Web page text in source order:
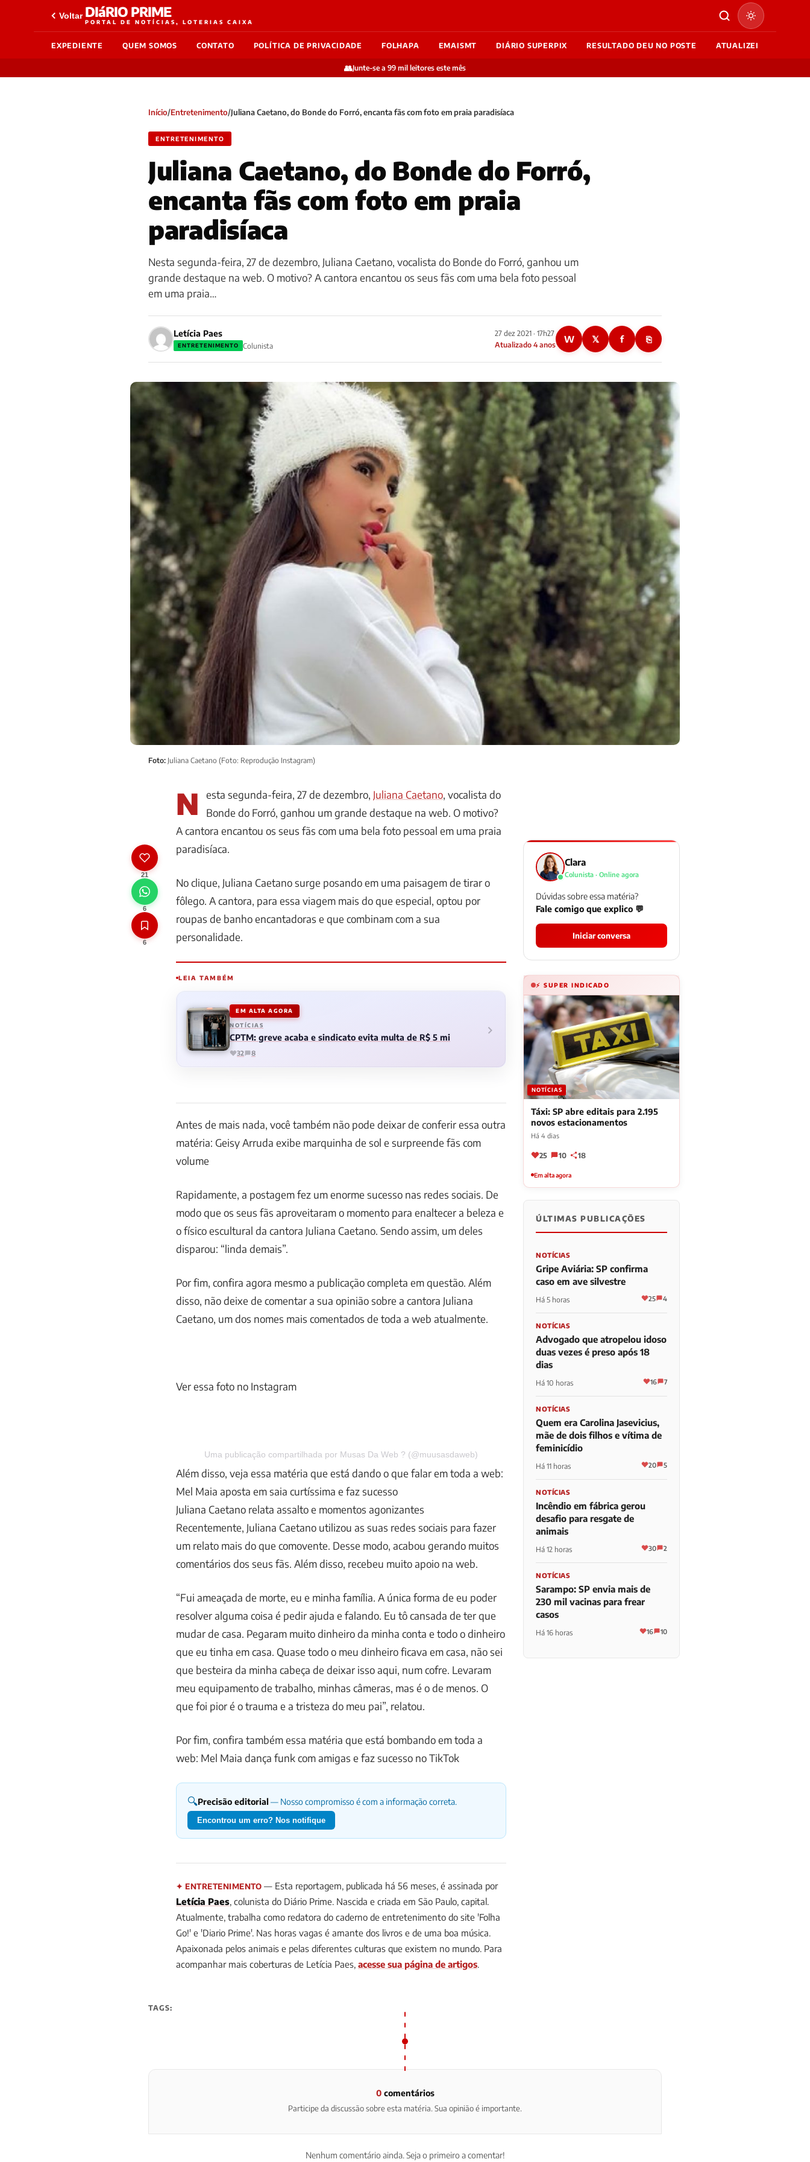
Voltar DIáRIO PRIME
PORTAL DE NOTÍCIAS, LOTERIAS CAIXA
EXPEDIENTE QUEM SOMOS CONTATO POLÍTICA DE PRIVACIDADE FOLHAPA EMAISMT DIÁRIO SUPERPIX RESULTADO DEU NO POSTE ATUALIZEI
👥Junte-se a 99 mil leitores este mês
Início/Entretenimento/Juliana Caetano, do Bonde do Forró, encanta fãs com foto em praia paradisíaca
ENTRETENIMENTO
Juliana Caetano, do Bonde do Forró,
encanta fãs com foto em praia
paradisíaca
Nesta segunda-feira, 27 de dezembro, Juliana Caetano, vocalista do Bonde do Forró, ganhou um
grande destaque na web. O motivo? A cantora encantou os seus fãs com uma bela foto pessoal
em uma praia…
Letícia Paes
ENTRETENIMENTO Colunista
27 dez 2021 · 17h27
Atualizado 4 anos
W 𝕏 f ⎘
Foto: Juliana Caetano (Foto: Reprodução Instagram)
21
6
6
N esta segunda-feira, 27 de dezembro, Juliana Caetano, vocalista do
Bonde do Forró, ganhou um grande destaque na web. O motivo?
A cantora encantou os seus fãs com uma bela foto pessoal em uma praia
paradisíaca.
No clique, Juliana Caetano surge posando em uma paisagem de tirar o
fôlego. A cantora, para essa viagem mais do que especial, optou por
roupas de banho encantadoras e que combinam com a sua
personalidade.
LEIA TAMBÉM
EM ALTA AGORA
NOTÍCIAS
CPTM: greve acaba e sindicato evita multa de R$ 5 mi
32 8
Antes de mais nada, você também não pode deixar de conferir essa outra
matéria: Geisy Arruda exibe marquinha de sol e surpreende fãs com
volume
Rapidamente, a postagem fez um enorme sucesso nas redes sociais. De
modo que os seus fãs aproveitaram o momento para enaltecer a beleza e
o físico escultural da cantora Juliana Caetano. Sendo assim, um deles
disparou: “linda demais”.
Por fim, confira agora mesmo a publicação completa em questão. Além
disso, não deixe de comentar a sua opinião sobre a cantora Juliana
Caetano, um dos nomes mais comentados de toda a web atualmente.
Ver essa foto no Instagram
Uma publicação compartilhada por Musas Da Web ? (@muusasdaweb)
Além disso, veja essa matéria que está dando o que falar em toda a web:
Mel Maia aposta em saia curtíssima e faz sucesso
Juliana Caetano relata assalto e momentos agonizantes
Recentemente, Juliana Caetano utilizou as suas redes sociais para fazer
um relato mais do que comovente. Desse modo, acabou gerando muitos
comentários dos seus fãs. Além disso, recebeu muito apoio na web.
“Fui ameaçada de morte, eu e minha família. A única forma de eu poder
resolver alguma coisa é pedir ajuda e falando. Eu tô cansada de ter que
mudar de casa. Pegaram muito dinheiro da minha conta e todo o dinheiro
que eu tinha em casa. Quase todo o meu dinheiro ficava em casa, não sei
que besteira da minha cabeça de deixar isso aqui, num cofre. Levaram
meu equipamento de trabalho, minhas câmeras, mas é o de menos. O
que foi pior é o trauma e a tristeza do meu pai”, relatou.
Por fim, confira também essa matéria que está bombando em toda a
web: Mel Maia dança funk com amigas e faz sucesso no TikTok
🔍Precisão editorial — Nosso compromisso é com a informação correta.
Encontrou um erro? Nos notifique
✦ ENTRETENIMENTO — Esta reportagem, publicada há 56 meses, é assinada por
Letícia Paes, colunista do Diário Prime. Nascida e criada em São Paulo, capital.
Atualmente, trabalha como redatora do caderno de entretenimento do site 'Folha
Go!' e 'Diario Prime'. Nas horas vagas é amante dos livros e de uma boa música.
Apaixonada pelos animais e pelas diferentes culturas que existem no mundo. Para
acompanhar mais coberturas de Letícia Paes, acesse sua página de artigos.
Clara
Colunista · Online agora
Dúvidas sobre essa matéria?
Fale comigo que explico 💬
Iniciar conversa
⚡ SUPER INDICADO
NOTÍCIAS
Táxi: SP abre editais para 2.195
novos estacionamentos
Há 4 dias
25 10 18
Em alta agora
ÚLTIMAS PUBLICAÇÕES
NOTÍCIAS
Gripe Aviária: SP confirma
caso em ave silvestre
Há 5 horas 25 4
NOTÍCIAS
Advogado que atropelou idoso
duas vezes é preso após 18
dias
Há 10 horas 16 7
NOTÍCIAS
Quem era Carolina Jasevicius,
mãe de dois filhos e vítima de
feminicídio
Há 11 horas 20 5
NOTÍCIAS
Incêndio em fábrica gerou
desafio para resgate de
animais
Há 12 horas 30 2
NOTÍCIAS
Sarampo: SP envia mais de
230 mil vacinas para frear
casos
Há 16 horas 16 10
TAGS:
0comentários
Participe da discussão sobre esta matéria. Sua opinião é importante.
Nenhum comentário ainda. Seja o primeiro a comentar!